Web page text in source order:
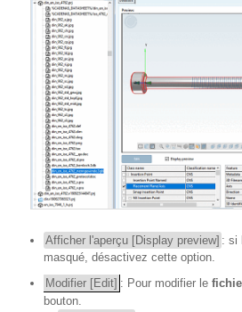
Afficher l'aperçu [Display preview] : si
masqué, désactivez cette option.
Modifier [Edit] : Pour modifier le
bouton.